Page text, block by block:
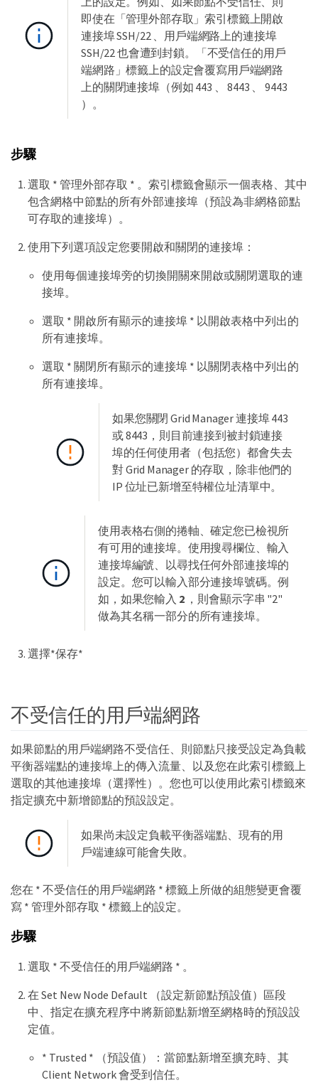
即使在「管理外部存取」索引標籤上開啟
連接埠 SSH/22 、用戶端網路上的連接埠
SSH/22 也會遭到封鎖。「不受信任的用戶
端網路」標籤上的設定會覆寫用戶端網路
上的關閉連接埠（例如 443 、 8443 、 9443
）。
步驟
選取 * 管理外部存取 * 。索引標籤會顯示一個表格、其中
包含網格中節點的所有外部連接埠（預設為非網格節點
可存取的連接埠）。
使用下列選項設定您要開啟和關閉的連接埠：
使用每個連接埠旁的切換開關來開啟或關閉選取的連
接埠。
選取 * 開啟所有顯示的連接埠 * 以開啟表格中列出的
所有連接埠。
選取 * 關閉所有顯示的連接埠 * 以關閉表格中列出的
所有連接埠。
如果您關閉 Grid Manager 連接埠 443
或 8443，則目前連接到被封鎖連接
埠的任何使用者（包括您）都會失去
對 Grid Manager 的存取，除非他們的
IP 位址已新增至特權位址清單中。
使用表格右側的捲軸、確定您已檢視所
有可用的連接埠。使用搜尋欄位、輸入
連接埠編號、以尋找任何外部連接埠的
設定。您可以輸入部分連接埠號碼。例
如，如果您輸入 2，則會顯示字串 "2"
做為其名稱一部分的所有連接埠。
選擇*保存*
不受信任的用戶端網路
如果節點的用戶端網路不受信任、則節點只接受設定為負載
平衡器端點的連接埠上的傳入流量、以及您在此索引標籤上
選取的其他連接埠（選擇性）。您也可以使用此索引標籤來
指定擴充中新增節點的預設設定。
如果尚未設定負載平衡器端點、現有的用
戶端連線可能會失敗。
您在 * 不受信任的用戶端網路 * 標籤上所做的組態變更會覆
寫 * 管理外部存取 * 標籤上的設定。
步驟
選取 * 不受信任的用戶端網路 * 。
在 Set New Node Default （設定新節點預設值）區段
中、指定在擴充程序中將新節點新增至網格時的預設設
定值。
* Trusted * （預設值）：當節點新增至擴充時、其
Client Network 會受到信任。